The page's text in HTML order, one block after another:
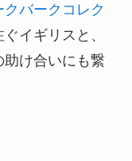
クバークコレク
イギリスと、
助け合いにも繋